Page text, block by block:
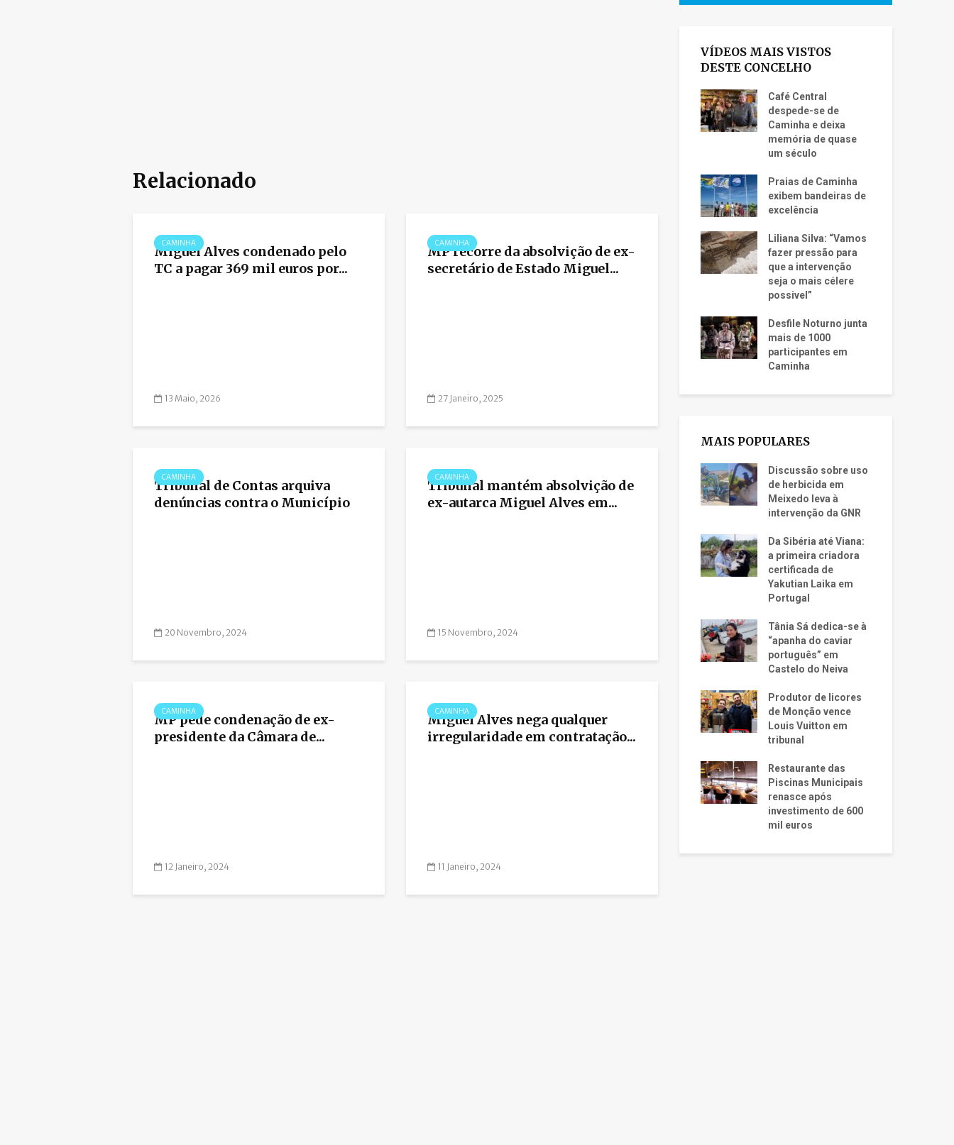
Relacionado
CAMINHA
Miguel Alves condenado pelo
TC a pagar 369 mil euros por...
13 Maio, 2026
CAMINHA
MP recorre da absolvição de ex-
secretário de Estado Miguel...
27 Janeiro, 2025
CAMINHA
Tribunal de Contas arquiva
denúncias contra o Município
20 Novembro, 2024
CAMINHA
Tribunal mantém absolvição de
ex-autarca Miguel Alves em...
15 Novembro, 2024
CAMINHA
MP pede condenação de ex-
presidente da Câmara de...
12 Janeiro, 2024
CAMINHA
Miguel Alves nega qualquer
irregularidade em contratação...
11 Janeiro, 2024
VÍDEOS MAIS VISTOS
DESTE CONCELHO
Café Central
despede-se de
Caminha e deixa
memória de quase
um século
Praias de Caminha
exibem bandeiras de
excelência
Liliana Silva: “Vamos
fazer pressão para
que a intervenção
seja o mais célere
possivel”
Desfile Noturno junta
mais de 1000
participantes em
Caminha
MAIS POPULARES
Discussão sobre uso
de herbicida em
Meixedo leva à
intervenção da GNR
Da Sibéria até Viana:
a primeira criadora
certificada de
Yakutian Laika em
Portugal
Tânia Sá dedica-se à
“apanha do caviar
português” em
Castelo do Neiva
Produtor de licores
de Monção vence
Louis Vuitton em
tribunal
Restaurante das
Piscinas Municipais
renasce após
investimento de 600
mil euros